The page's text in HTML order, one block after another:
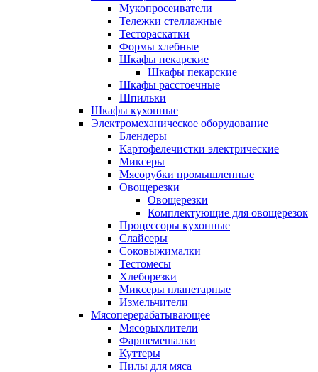
Мукопросеиватели
Тележки стеллажные
Тестораскатки
Формы хлебные
Шкафы пекарские
Шкафы пекарские
Шкафы расстоечные
Шпильки
Шкафы кухонные
Электромеханическое оборудование
Блендеры
Картофелечистки электрические
Миксеры
Мясорубки промышленные
Овощерезки
Овощерезки
Комплектующие для овощерезок
Процессоры кухонные
Слайсеры
Соковыжималки
Тестомесы
Хлеборезки
Миксеры планетарные
Измельчители
Мясоперерабатывающее
Мясорыхлители
Фаршемешалки
Куттеры
Пилы для мяса